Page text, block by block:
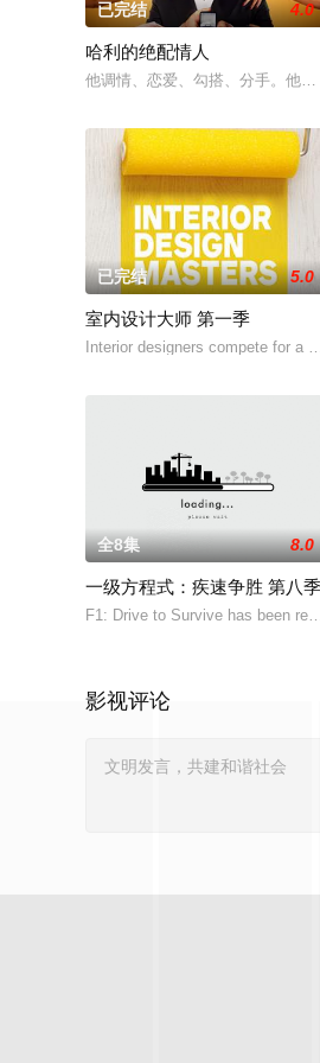
已完结 4.0
哈利的绝配情人
他调情、恋爱、勾搭、分手。他
已完结 5.0
室内设计大师 第一季
Interior designers compete for a
全8集 8.0
一级方程式：疾速争胜 第八季
F1: Drive to Survive has been
影视评论